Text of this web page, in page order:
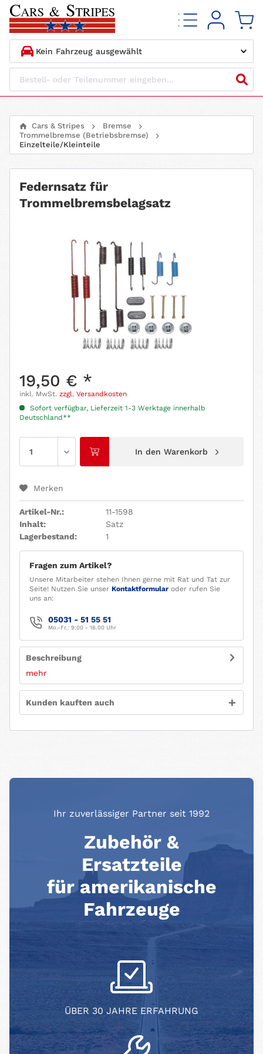
1. HERSTELLER
3. BAUJAHR
Cars & Stripes
Bremse
Trommelbremse (Betriebsbremse)
Einzelteile/Kleinteile
Federnsatz für
Trommelbremsbelagsatz
19,50 € *
inkl. MwSt. zzgl. Versandkosten
Sofort verfügbar, Lieferzeit 1-3 Werktage innerhalb
Deutschland**
In den Warenkorb
Merken
Artikel-Nr.:
11-1598
Inhalt:
Satz
Lagerbestand:
1
Fragen zum Artikel?
Unsere Mitarbeiter stehen Ihnen gerne mit Rat und Tat zur
Seite! Nutzen Sie unser Kontaktformular oder rufen Sie
uns an:
05031 - 51 55 51
Mo.-Fr.: 9:00 - 16.00 Uhr
Beschreibung
mehr
Kunden kauften auch
Ihr zuverlässiger Partner seit 1992
Zubehör &
Ersatzteile
für amerikanische
Fahrzeuge
ÜBER 30 JAHRE ERFAHRUNG